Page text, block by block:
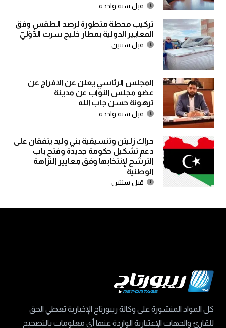
قبل سنة واحدة
تركيب محطة متطورة لرصد الطقس وفق
المعايير الدولية بمطار خليج سرت الدُّوَليّ
قبل سنتين
المجلس الرئاسي يعلن عن الافراج عن
عضو مجلس النواب عن مدينة
ترهونة حسن جاب الله
قبل سنة واحدة
حراك زليتن وتنسيقية بني وليد يتفقان على
دعم تشكيل حكومة جديدة وفتح باب
الترشح لإنتخابها وفق معايير النزاهة
الوطنية
قبل سنتين
كل المواد المنشورة على وكالة ريبورتاج الإخبارية تعطي الحق
للقارئ والجهات الإعتبارية الواردة عنها أي معلومات بالتصحيح